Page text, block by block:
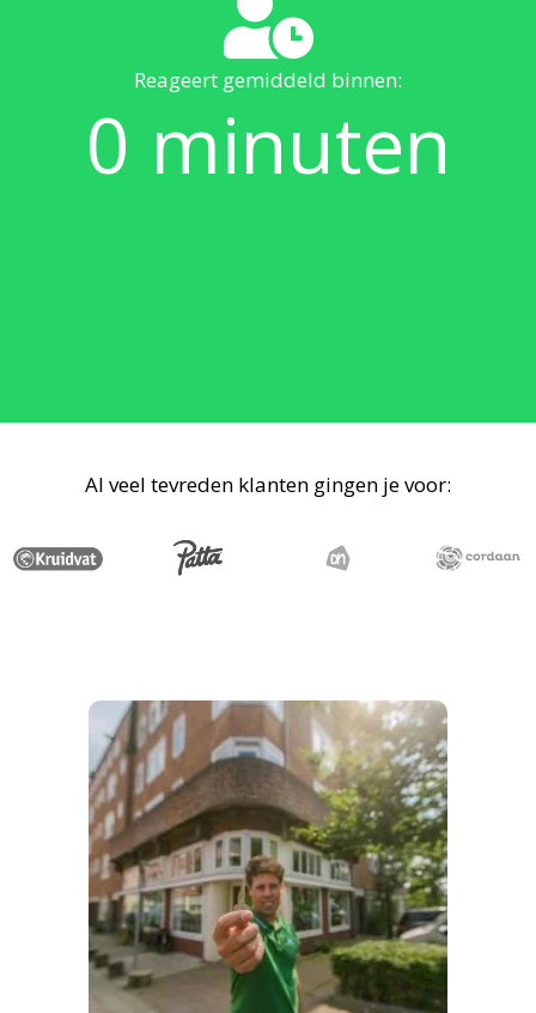
Reageert gemiddeld binnen:
0 minuten
Al veel tevreden klanten gingen je voor: